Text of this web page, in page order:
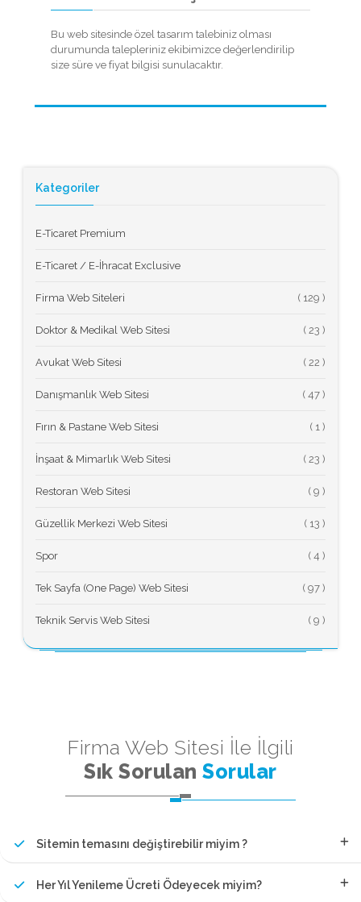
Bu web sitesinde özel tasarım talebiniz olması
durumunda talepleriniz ekibimizce değerlendirilip
size süre ve fiyat bilgisi sunulacaktır.
Kategoriler
E-Ticaret Premium
E-Ticaret / E-İhracat Exclusive
Firma Web Siteleri (
Doktor & Medikal Web Sitesi (
Avukat Web Sitesi (
Danışmanlık Web Sitesi (
Fırın & Pastane Web Sitesi (
İnşaat & Mimarlık Web Sitesi (
Restoran Web Sitesi (
Güzellik Merkezi Web Sitesi (
Spor (
Tek Sayfa (One Page) Web Sitesi (
Teknik Servis Web Sitesi (
Firma Web Sitesi İle İlgili
Sık SorulanSorular
Sitemin temasını değiştirebilir miyim ?
Her Yıl Yenileme Ücreti Ödeyecek miyim?